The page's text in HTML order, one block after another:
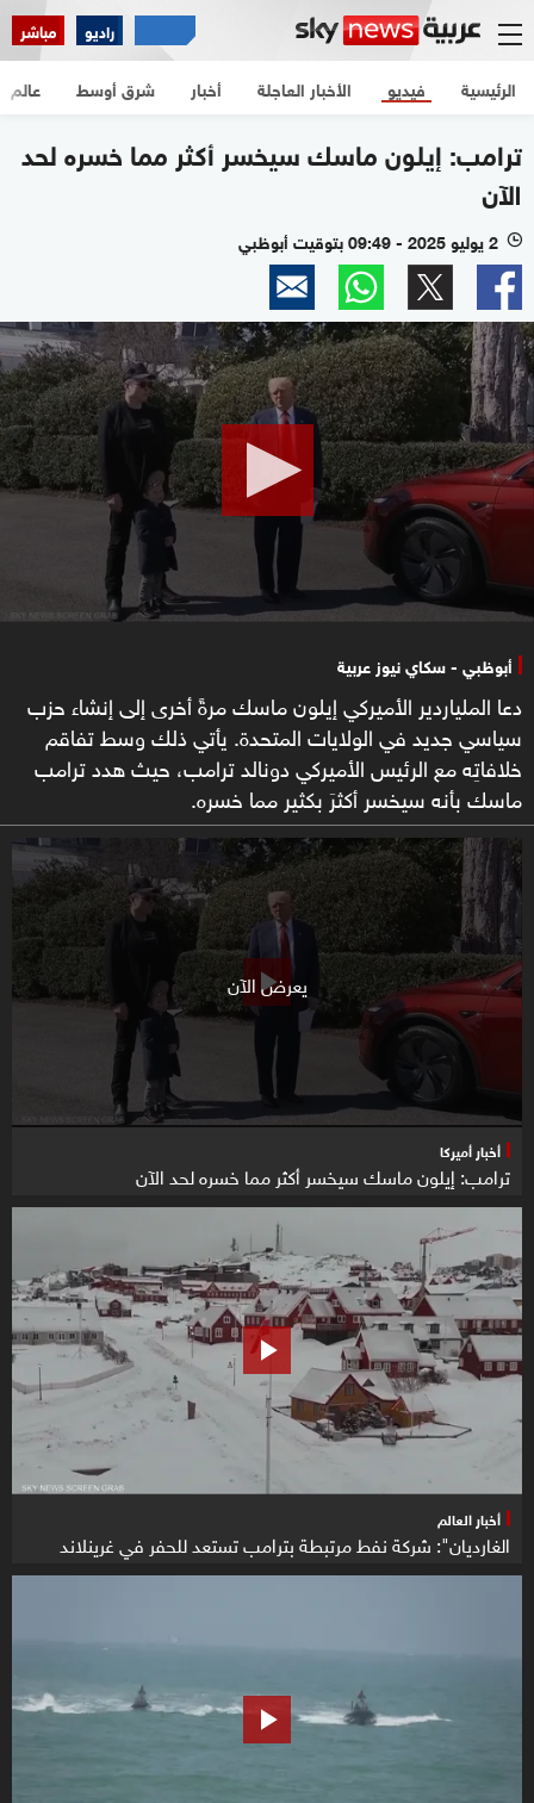
راديو مباشر
الرئيسية الأخبار العاجلة أخبار شرق أوسط عالم فيديو
ترامب: إيلون ماسك سيخسر أكثر مما خسره لحد
الآن
l 2 يوليو 2025 - 09:49 بتوقيت أبوظبي
0
seconds
of
2
minutes,
9
seconds
أبوظبي - سكاي نيوز عربية
دعا الملياردير الأميركي إيلون ماسك مرةً أخرى إلى إنشاء حزب
سياسي جديد في الولايات المتحدة. يأتي ذلك وسط تفاقم
خلافاتِه مع الرئيس الأميركي دونالد ترامب، حيث هدد ترامب
ماسك بأنه سيخسر أكثرَ بكثير مما خسره.
يعرض الآن
أخبار أميركا
ترامب: إيلون ماسك سيخسر أكثر مما خسره لحد الآن
أخبار العالم
الغارديان": شركة نفط مرتبطة بترامب تستعد للحفر في غرينلاند